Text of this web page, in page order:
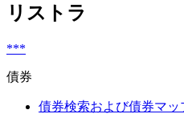
リストラ
***
債券
債券検索および債券マッ